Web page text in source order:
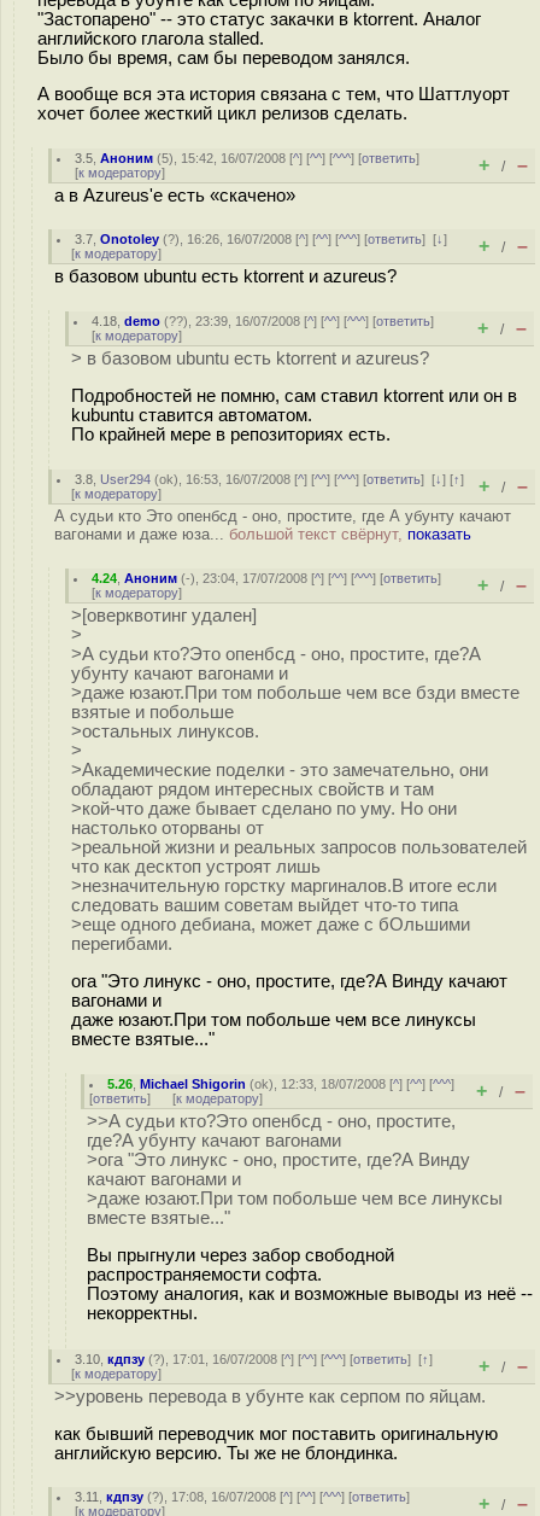
"Застопарено" -- это статус закачки в ktorrent. Аналог
английского глагола stalled.
Было бы время, сам бы переводом занялся.
А вообще вся эта история связана с тем, что Шаттлуорт
хочет более жесткий цикл релизов сделать.
3.5 ,Аноним (5), 15:42, 16/07/2008 [^] [^^] [^^^] [ответить]
[к модератору] + / –
а в Azureus'е есть «скачено»
3.7 ,Onotoley (?), 16:26, 16/07/2008 [^] [^^] [^^^] [ответить][↓]
[к модератору] + / –
в базовом ubuntu есть ktorrent и azureus?
4.18 ,demo (??), 23:39, 16/07/2008 [^] [^^] [^^^] [ответить]
[к модератору] + / –
> в базовом ubuntu есть ktorrent и azureus?
Подробностей не помню, сам ставил ktorrent или он в
kubuntu ставится автоматом.
По крайней мере в репозиториях есть.
3.8 User294 (ok), 16:53, 16/07/2008 [^] [^^] [^^^] [ответить][↓] [↑]
[к модератору] + / –
А судьи кто Это опенбсд - оно, простите, где А убунту качают
вагонами и даже юза... большой текст свёрнут, показать
4.24 ,Аноним (-), 23:04, 17/07/2008 [^] [^^] [^^^] [ответить]
[к модератору] + / –
>[оверквотинг удален]
>
>А судьи кто?Это опенбсд - оно, простите, где?А
убунту качают вагонами и
>даже юзают.При том побольше чем все бзди вместе
взятые и побольше
>остальных линуксов.
>
>Академические поделки - это замечательно, они
обладают рядом интересных свойств и там
>кой-что даже бывает сделано по уму. Но они
настолько оторваны от
>реальной жизни и реальных запросов пользователей
что как десктоп устроят лишь
>незначительную горстку маргиналов.В итоге если
следовать вашим советам выйдет что-то типа
>еще одного дебиана, может даже с бОльшими
перегибами.
ога "Это линукс - оно, простите, где?А Винду качают
вагонами и
даже юзают.При том побольше чем все линуксы
вместе взятые..."
5.26 ,Michael Shigorin (ok), 12:33, 18/07/2008 [^] [^^] [^^^]
[ответить] [к модератору] + / –
>>А судьи кто?Это опенбсд - оно, простите,
где?А убунту качают вагонами
>ога "Это линукс - оно, простите, где?А Винду
качают вагонами и
>даже юзают.При том побольше чем все линуксы
вместе взятые..."
Вы прыгнули через забор свободной
распространяемости софта.
Поэтому аналогия, как и возможные выводы из неё --
некорректны.
3.10 ,кдпзу (?), 17:01, 16/07/2008 [^] [^^] [^^^] [ответить][↑]
[к модератору] + / –
>>уровень перевода в убунте как серпом по яйцам.
как бывший переводчик мог поставить оригинальную
английскую версию. Ты же не блондинка.
3.11 ,кдпзу (?), 17:08, 16/07/2008 [^] [^^] [^^^] [ответить]
[к модератору] + / –